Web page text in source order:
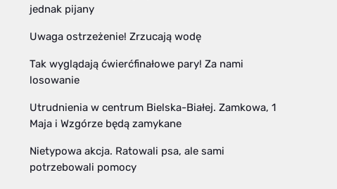
jednak pijany
Uwaga ostrzeżenie! Zrzucają wodę
Tak wyglądają ćwierćfinałowe pary! Za nami
losowanie
Utrudnienia w centrum Bielska-Białej. Zamkowa, 1
Maja i Wzgórze będą zamykane
Nietypowa akcja. Ratowali psa, ale sami
potrzebowali pomocy